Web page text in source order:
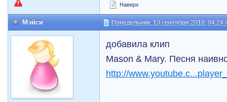
Наверх
Мэйси Понедельник, 13 сентября 2010,
добавила клип
Mason & Mary. Песня
http://